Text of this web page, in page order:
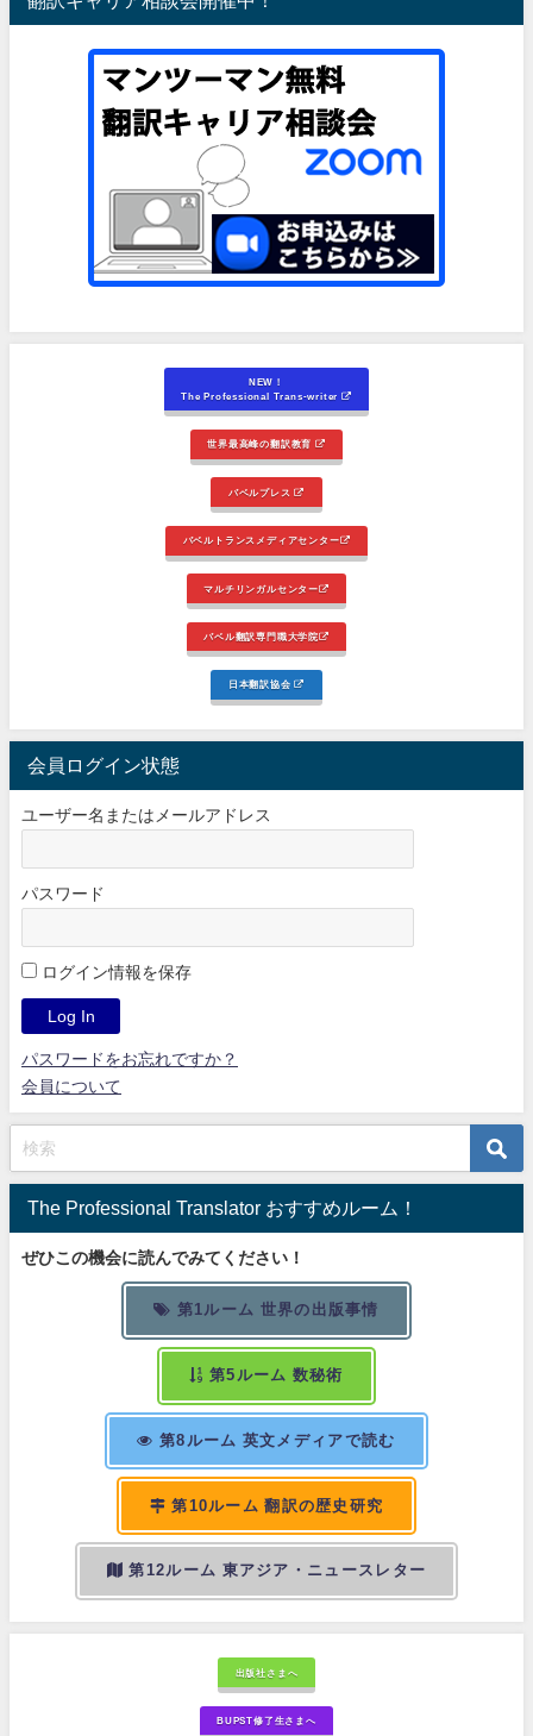
NEW！
The Professional Trans-writer
世界最高峰の翻訳教育
バベルプレス
バベルトランスメディアセンター
マルチリンガルセンター
バベル翻訳専門職大学院
日本翻訳協会
会員ログイン状態
ユーザー名またはメールアドレス
パスワード
ログイン情報を保存
パスワードをお忘れですか？
会員について
The Professional Translator おすすめルーム！
ぜひこの機会に読んでみてください！
第1ルーム 世界の出版事情
第5ルーム 数秘術
第8ルーム 英文メディアで読む
第10ルーム 翻訳の歴史研究
第12ルーム 東アジア・ニュースレター
出版社さまへ
BUPST修了生さまへ